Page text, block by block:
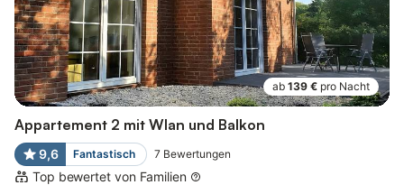
ab 139 € pro Nacht
Appartement 2 mit Wlan und Balkon
9,6 Fantastisch 7 Bewertungen
Top bewertet von Familien